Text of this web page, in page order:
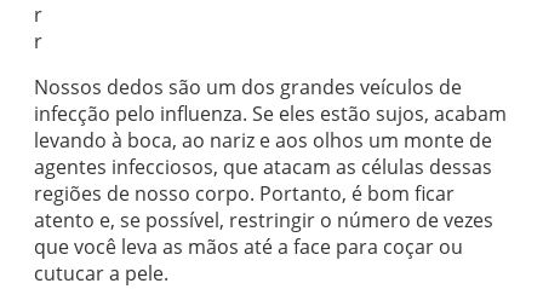
r
r
Nossos dedos são um dos grandes veículos de
infecção pelo influenza. Se eles estão sujos, acabam
levando à boca, ao nariz e aos olhos um monte de
agentes infecciosos, que atacam as células dessas
regiões de nosso corpo. Portanto, é bom ficar
atento e, se possível, restringir o número de vezes
que você leva as mãos até a face para coçar ou
cutucar a pele.